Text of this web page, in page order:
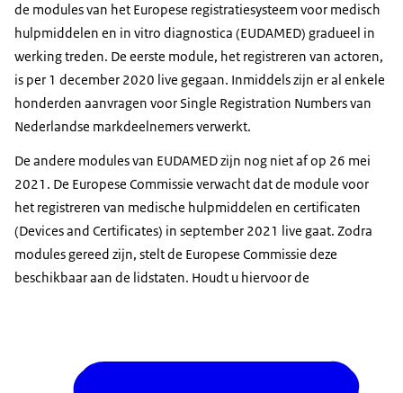
de modules van het Europese registratiesysteem voor medisch
hulpmiddelen en in vitro diagnostica (EUDAMED) gradueel in
werking treden. De eerste module, het registreren van actoren,
is per 1 december 2020 live gegaan. Inmiddels zijn er al enkele
honderden aanvragen voor Single Registration Numbers van
Nederlandse markdeelnemers verwerkt.
De andere modules van EUDAMED zijn nog niet af op 26 mei
2021. De Europese Commissie verwacht dat de module voor
het registreren van medische hulpmiddelen en certificaten
(Devices and Certificates) in september 2021 live gaat. Zodra
modules gereed zijn, stelt de Europese Commissie deze
beschikbaar aan de lidstaten. Houdt u hiervoor de